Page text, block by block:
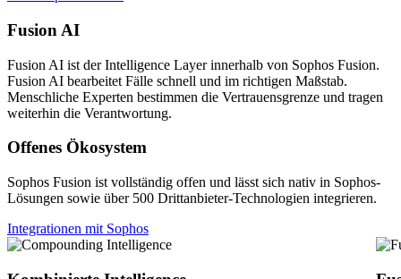
Fusion AI
Fusion AI ist der Intelligence Layer innerhalb von Sophos Fusion.
Fusion AI bearbeitet Fälle schnell und im richtigen Maßstab.
Menschliche Experten bestimmen die Vertrauensgrenze und tragen
weiterhin die Verantwortung.
Offenes Ökosystem
Sophos Fusion ist vollständig offen und lässt sich nativ in Sophos-
Lösungen sowie über 500 Drittanbieter-Technologien integrieren.
Integrationen mit Sophos